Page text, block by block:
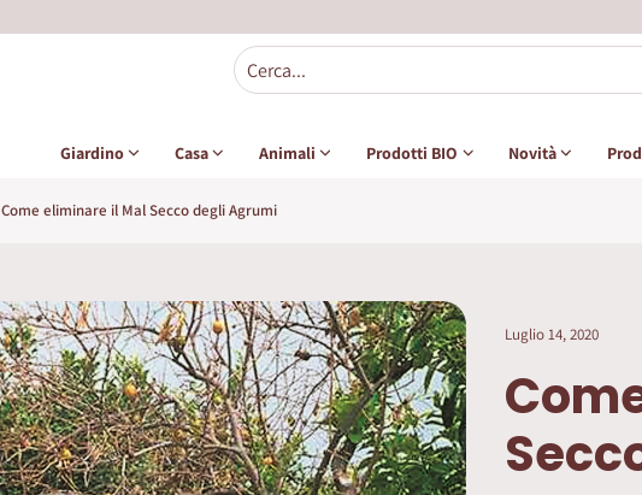
Giardino Casa Animali Prodotti BIO Novità
Come eliminare il Mal Secco degli Agrumi
Luglio 14, 2020